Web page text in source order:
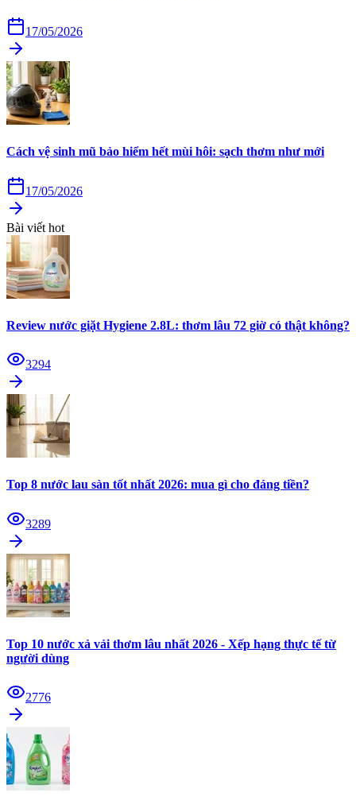
17/05/2026
Cách vệ sinh mũ bảo hiểm hết mùi hôi: sạch thơm như mới
17/05/2026
Bài viết hot
Review nước giặt Hygiene 2.8L: thơm lâu 72 giờ có thật không?
3294
Top 8 nước lau sàn tốt nhất 2026: mua gì cho đáng tiền?
3289
Top 10 nước xả vải thơm lâu nhất 2026 - Xếp hạng thực tế từ
người dùng
2776